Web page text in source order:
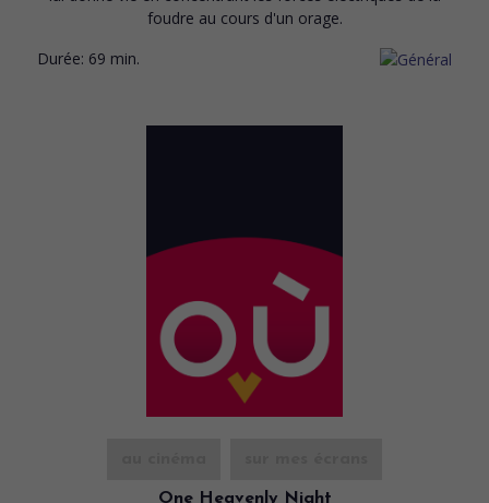
foudre au cours d'un orage.
Durée: 69 min.
One Heavenly Night